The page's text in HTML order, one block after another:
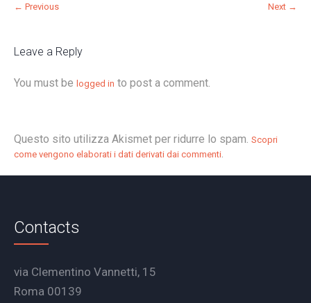
← Previous Next →
Leave a Reply
You must be logged in to post a comment.
Questo sito utilizza Akismet per ridurre lo spam. Scopri
come vengono elaborati i dati derivati dai commenti.
Contacts
via Clementino Vannetti, 15
Roma 00139